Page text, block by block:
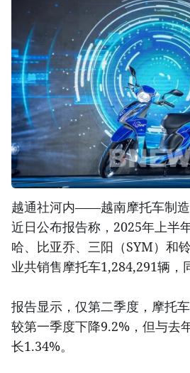
越通社河内——越南摩托车制造
近日公布报告称，2025年上半
哈、比亚乔、三阳（SYM）和
业共销售摩托车1,284,291辆，
报告显示，仅第二季度，摩托
较第一季度下降9.2%，但与去
长1.34%。